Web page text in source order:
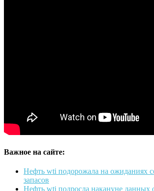
Важное на сайте:
Нефть wti подорожала на ожиданиях
запасов
Нефть wti подросла накануне данных